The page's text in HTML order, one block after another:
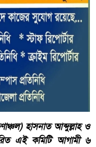
হাসনাত আব্দুল্লাহ ও
এই কমিটি আগামী ৬